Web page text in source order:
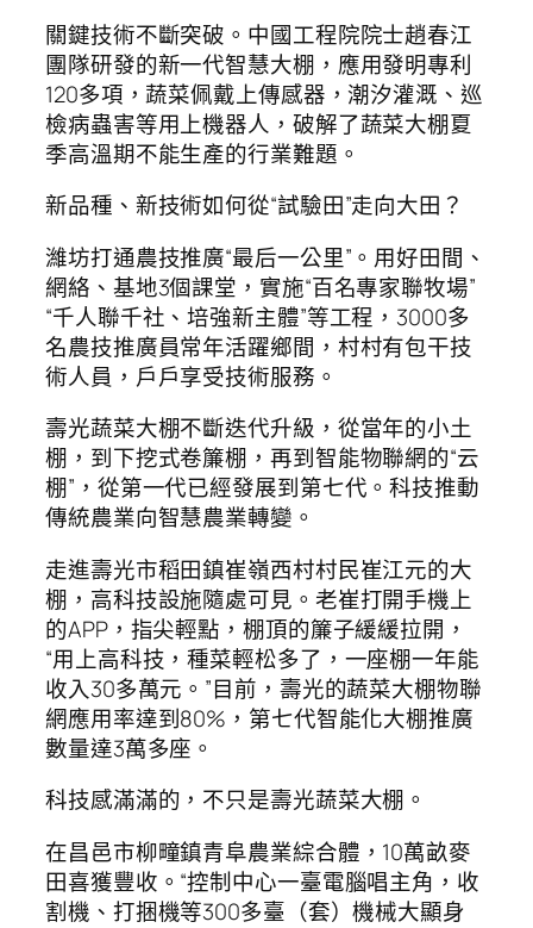
關鍵技術不斷突破。中國工程院院士趙春江
團隊研發的新一代智慧大棚，應用發明專利
120多項，蔬菜佩戴上傳感器，潮汐灌溉、巡
檢病蟲害等用上機器人，破解了蔬菜大棚夏
季高溫期不能生產的行業難題。
新品種、新技術如何從“試驗田”走向大田？
濰坊打通農技推廣“最后一公里”。用好田間、
網絡、基地3個課堂，實施“百名專家聯牧場”
“千人聯千社、培強新主體”等工程，3000多
名農技推廣員常年活躍鄉間，村村有包干技
術人員，戶戶享受技術服務。
壽光蔬菜大棚不斷迭代升級，從當年的小土
棚，到下挖式卷簾棚，再到智能物聯網的“云
棚”，從第一代已經發展到第七代。科技推動
傳統農業向智慧農業轉變。
走進壽光市稻田鎮崔嶺西村村民崔江元的大
棚，高科技設施隨處可見。老崔打開手機上
的APP，指尖輕點，棚頂的簾子緩緩拉開，
“用上高科技，種菜輕松多了，一座棚一年能
收入30多萬元。”目前，壽光的蔬菜大棚物聯
網應用率達到80%，第七代智能化大棚推廣
數量達3萬多座。
科技感滿滿的，不只是壽光蔬菜大棚。
在昌邑市柳疃鎮青阜農業綜合體，10萬畝麥
田喜獲豐收。“控制中心一臺電腦唱主角，收
割機、打捆機等300多臺（套）機械大顯身